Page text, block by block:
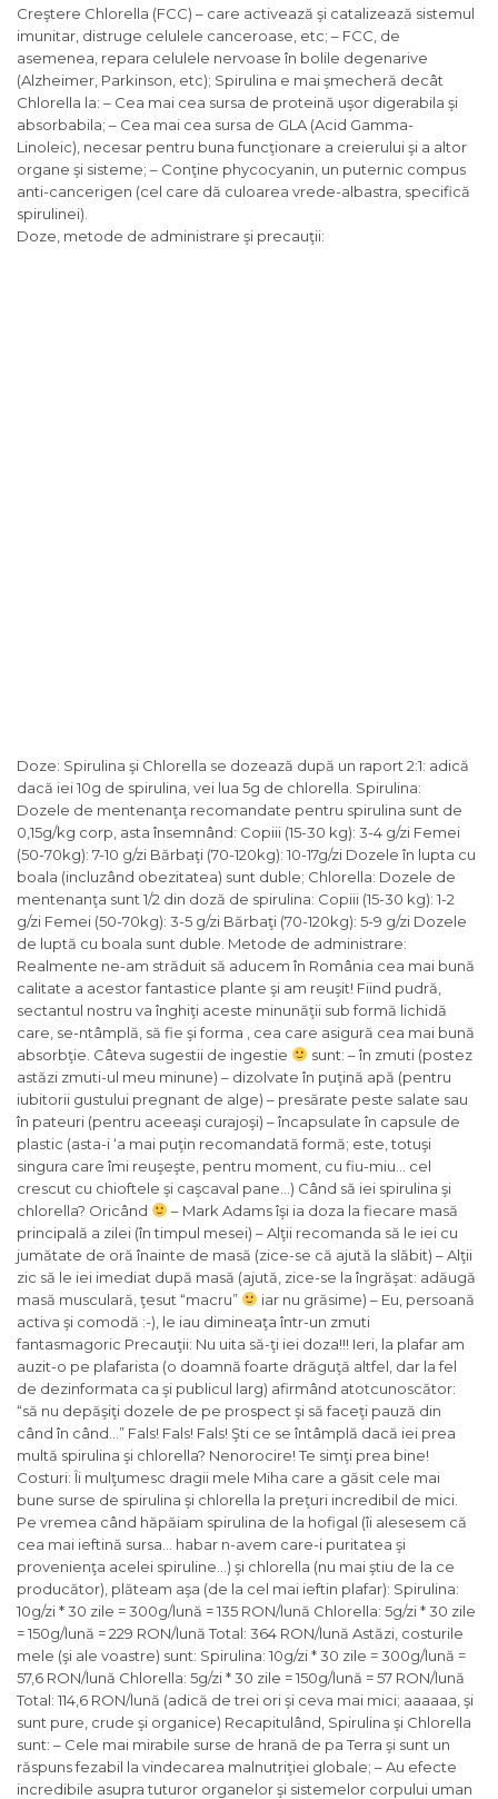
Creştere Chlorella (FCC) – care activează şi catalizează sistemul
imunitar, distruge celulele canceroase, etc; – FCC, de
asemenea, repara celulele nervoase în bolile degenarive
(Alzheimer, Parkinson, etc); Spirulina e mai şmecheră decât
Chlorella la: – Cea mai cea sursa de proteină uşor digerabila şi
absorbabila; – Cea mai cea sursa de GLA (Acid Gamma-
Linoleic), necesar pentru buna funcţionare a creierului şi a altor
organe şi sisteme; – Conţine phycocyanin, un puternic compus
anti-cancerigen (cel care dă culoarea vrede-albastra, specifică
spirulinei).
Doze, metode de administrare şi precauţii:
Doze: Spirulina şi Chlorella se dozează după un raport 2:1: adică
dacă iei 10g de spirulina, vei lua 5g de chlorella. Spirulina:
Dozele de mentenanţa recomandate pentru spirulina sunt de
0,15g/kg corp, asta însemnând: Copiii (15-30 kg): 3-4 g/zi Femei
(50-70kg): 7-10 g/zi Bărbaţi (70-120kg): 10-17g/zi Dozele în lupta cu
boala (incluzând obezitatea) sunt duble; Chlorella: Dozele de
mentenanţa sunt 1/2 din doză de spirulina: Copiii (15-30 kg): 1-2
g/zi Femei (50-70kg): 3-5 g/zi Bărbaţi (70-120kg): 5-9 g/zi Dozele
de luptă cu boala sunt duble. Metode de administrare:
Realmente ne-am străduit să aducem în România cea mai bună
calitate a acestor fantastice plante şi am reuşit! Fiind pudră,
sectantul nostru va înghiţi aceste minunăţii sub formă lichidă
care, se-ntâmplă, să fie şi forma , cea care asigură cea mai bună
absorbţie. Câteva sugestii de ingestie
sunt: – în zmuti (postez
astăzi zmuti-ul meu minune) – dizolvate în puţină apă (pentru
iubitorii gustului pregnant de alge) – presărate peste salate sau
în pateuri (pentru aceeaşi curajoşi) – încapsulate în capsule de
plastic (asta-i ‘a mai puţin recomandată formă; este, totuşi
singura care îmi reuşeşte, pentru moment, cu fiu-miu… cel
crescut cu chioftele şi caşcaval pane…) Când să iei spirulina şi
chlorella? Oricând
– Mark Adams îşi ia doza la fiecare masă
principală a zilei (în timpul mesei) – Alţii recomanda să le iei cu
jumătate de oră înainte de masă (zice-se că ajută la slăbit) – Alţii
zic să le iei imediat după masă (ajută, zice-se la îngrăşat: adăugă
masă musculară, ţesut “macru”
iar nu grăsime) – Eu, persoană
activa şi comodă :-), le iau dimineaţa într-un zmuti
fantasmagoric Precauţii: Nu uita să-ţi iei doza!!! Ieri, la plafar am
auzit-o pe plafarista (o doamnă foarte drăguţă altfel, dar la fel
de dezinformata ca şi publicul larg) afirmând atotcunoscător:
“să nu depăşiţi dozele de pe prospect şi să faceţi pauză din
când în când…” Fals! Fals! Fals! Şti ce se întâmplă dacă iei prea
multă spirulina şi chlorella? Nenorocire! Te simţi prea bine!
Costuri: Îi mulţumesc dragii mele Miha care a găsit cele mai
bune surse de spirulina şi chlorella la preţuri incredibil de mici.
Pe vremea când hăpăiam spirulina de la hofigal (îi alesesem că
cea mai ieftină sursa… habar n-avem care-i puritatea şi
provenienţa acelei spiruline…) şi chlorella (nu mai ştiu de la ce
producător), plăteam aşa (de la cel mai ieftin plafar): Spirulina:
10g/zi * 30 zile = 300g/lună = 135 RON/lună Chlorella: 5g/zi * 30 zile
= 150g/lună = 229 RON/lună Total: 364 RON/lună Astăzi, costurile
mele (şi ale voastre) sunt: Spirulina: 10g/zi * 30 zile = 300g/lună =
57,6 RON/lună Chlorella: 5g/zi * 30 zile = 150g/lună = 57 RON/lună
Total: 114,6 RON/lună (adică de trei ori şi ceva mai mici; aaaaaa, şi
sunt pure, crude şi organice) Recapitulând, Spirulina şi Chlorella
sunt: – Cele mai mirabile surse de hrană de pa Terra şi sunt un
răspuns fezabil la vindecarea malnutriţiei globale; – Au efecte
incredibile asupra tuturor organelor şi sistemelor corpului uman